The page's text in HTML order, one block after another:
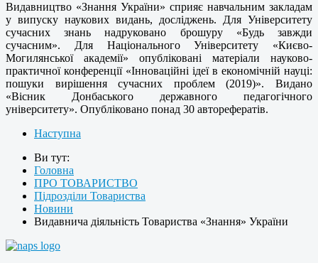
Видавництво «Знання України» сприяє навчальним закладам
у випуску наукових видань, досліджень. Для Університету
сучасних знань надруковано брошуру «Будь завжди
сучасним». Для Національного Університету «Києво-
Могилянської академії» опубліковані матеріали науково-
практичної конференції «Інноваційні ідеї в економічній науці:
пошуки вирішення сучасних проблем (2019)». Видано
«Вісник Донбаського державного педагогічного
університету». Опубліковано понад 30 авторефератів.
Наступна
Ви тут:
Головна
ПРО ТОВАРИСТВО
Підрозділи Товариства
Новини
Видавнича діяльність Товариства «Знання» України